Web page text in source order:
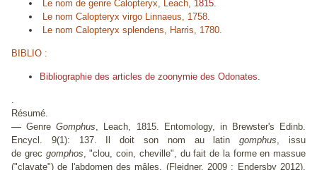
Le nom de genre Calopteryx, Leach, 1815.
Le nom Calopteryx virgo Linnaeus, 1758.
Le nom Calopteryx splendens, Harris, 1780.
BIBLIO :
Bibliographie des articles de zoonymie des Odonates.
.
Résumé.
—GenreGomphus, Leach, 1815. Entomology, in Brewster's Edinb.
Encycl. 9(1): 137. Il doit son nom au latingomphus, issu
de grec gomphos, "clou, coin, cheville", du fait de la forme en massue
("clavate") de l'abdomen des mâles. (Fleidner, 2009 ; Endersby 2012).